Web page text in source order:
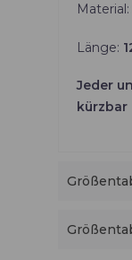
Material:
Länge:
Jeder
kürzbar